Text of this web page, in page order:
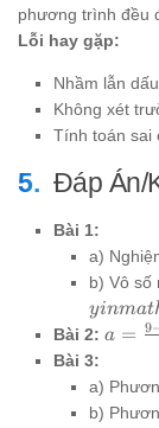
phương trình đều
Lỗi hay gặp:
Nhầm lẫn
Không xét
Tính toán sai
Đáp Án/
Bài 1:
a)
b) Vô số
yinmat
Bài 2: a =
{2}
a = 9
Bài 3:
a)
b)